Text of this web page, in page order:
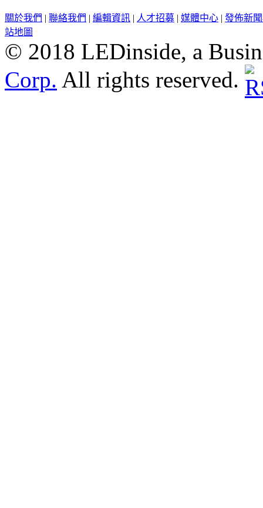
關於我們 | 聯絡我們 | 編輯資訊 | 人才招募 | 媒體中心 | 發佈新
站地圖
© 2018 LEDinside, a
Corp. All rights reserved.